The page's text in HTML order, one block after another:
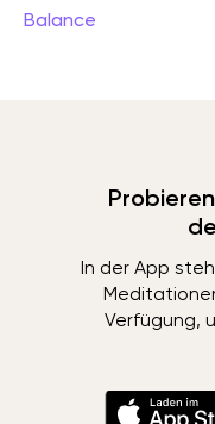
Balance
In der App
Verfügung,